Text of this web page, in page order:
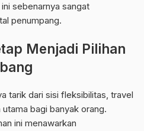
sebenarnya sangat
penumpang.
Menjadi Pilihan
tarik dari sisi fleksibilitas, travel
bagi banyak orang.
ini menawarkan